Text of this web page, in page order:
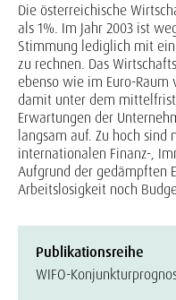
Die österreichische
als 1%. Im Jahr 2003 ist
Stimmung lediglich mit
zu rechnen. Das
ebenso wie im Euro-
damit unter dem
Erwartungen der
langsam auf. Zu hoch sind
internationalen Finanz-,
Aufgrund der gedämpften
Arbeitslosigkeit noch
Publikationsreihe
WIFO-